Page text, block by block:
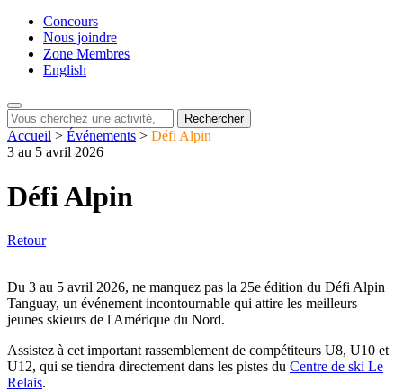
Concours
Nous joindre
Zone Membres
English
Rechercher
Accueil > Événements > Défi Alpin
3 au 5 avril 2026
Défi Alpin
Retour
Du 3 au 5 avril 2026, ne manquez pas la 25e édition du Défi Alpin
Tanguay, un événement incontournable qui attire les meilleurs
jeunes skieurs de l'Amérique du Nord.
Assistez à cet important rassemblement de compétiteurs U8, U10 et
U12, qui se tiendra directement dans les pistes du Centre de ski Le
Relais.